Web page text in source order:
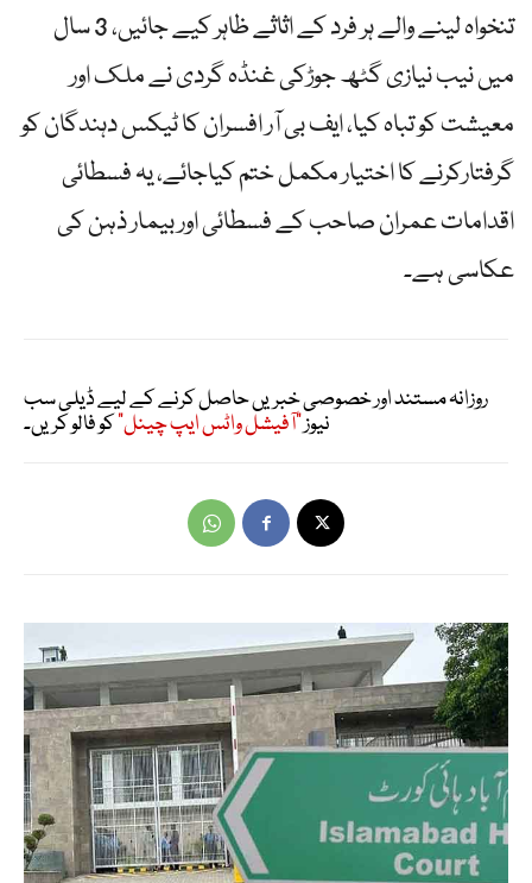
تنخواہ لینے والے ہر فرد کے اثاثے ظاہر کیے جائیں، 3 سال
میں نیب نیازی گٹھ جوڑکی غنڈہ گردی نے ملک اور
معیشت کو تباہ کیا، ایف بی آر افسران کا ٹیکس دہندگان کو
گرفتارکرنے کا اختیار مکمل ختم کیاجائے، یہ فسطائی
اقدامات عمران صاحب کے فسطائی اور بیمار ذہن کی
عکاسی ہے۔
روزانہ مستند اور خصوصی خبریں حاصل کرنے کے لیے ڈیلی سب
نیوز"آفیشل واٹس ایپ چینل"کو فالو کریں۔